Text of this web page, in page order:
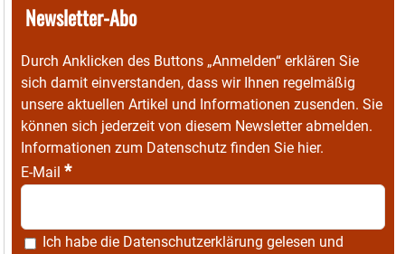
Newsletter-Abo
Durch Anklicken des Buttons „Anmelden“ erklären Sie
sich damit einverstanden, dass wir Ihnen regelmäßig
unsere aktuellen Artikel und Informationen zusenden. Sie
können sich jederzeit von diesem Newsletter abmelden.
Informationen zum Datenschutz finden Sie hier.
E-Mail *
Ich habe die Datenschutzerklärung gelesen und